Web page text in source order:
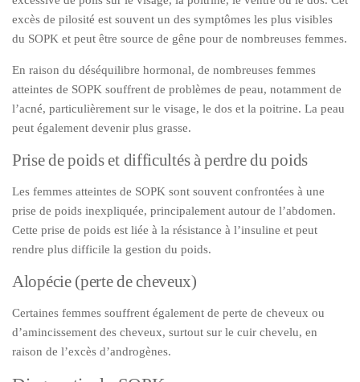
excès de pilosité est souvent un des symptômes les plus visibles
du SOPK et peut être source de gêne pour de nombreuses femmes.
En raison du déséquilibre hormonal, de nombreuses femmes
atteintes de SOPK souffrent de problèmes de peau, notamment de
l’acné, particulièrement sur le visage, le dos et la poitrine. La peau
peut également devenir plus grasse.
Prise de poids et difficultés à perdre du poids
Les femmes atteintes de SOPK sont souvent confrontées à une
prise de poids inexpliquée, principalement autour de l’abdomen.
Cette prise de poids est liée à la résistance à l’insuline et peut
rendre plus difficile la gestion du poids.
Alopécie (perte de cheveux)
Certaines femmes souffrent également de perte de cheveux ou
d’amincissement des cheveux, surtout sur le cuir chevelu, en
raison de l’excès d’androgènes.